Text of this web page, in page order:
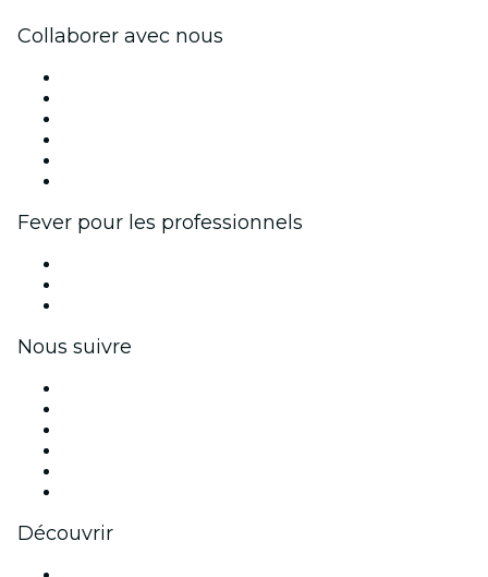
Collaborer avec nous
Fever pour les professionnels
Nous suivre
Découvrir